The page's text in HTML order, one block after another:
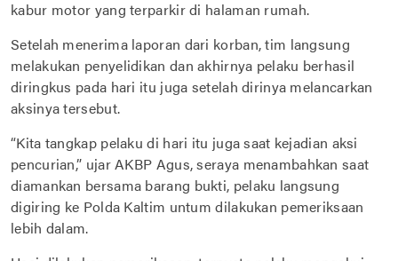
kabur motor yang terparkir di halaman rumah.
Setelah menerima laporan dari korban, tim langsung
melakukan penyelidikan dan akhirnya pelaku berhasil
diringkus pada hari itu juga setelah dirinya melancarkan
aksinya tersebut.
“Kita tangkap pelaku di hari itu juga saat kejadian aksi
pencurian,” ujar AKBP Agus, seraya menambahkan saat
diamankan bersama barang bukti, pelaku langsung
digiring ke Polda Kaltim untum dilakukan pemeriksaan
lebih dalam.